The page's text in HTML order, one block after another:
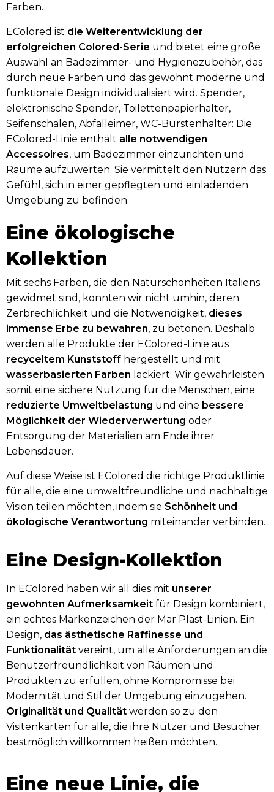
Farben.
EColored ist die Weiterentwicklung der
erfolgreichen Colored-Serie und bietet eine große
Auswahl an Badezimmer- und Hygienezubehör, das
durch neue Farben und das gewohnt moderne und
funktionale Design individualisiert wird. Spender,
elektronische Spender, Toilettenpapierhalter,
Seifenschalen, Abfalleimer, WC-Bürstenhalter: Die
EColored-Linie enthält alle notwendigen
Accessoires, um Badezimmer einzurichten und
Räume aufzuwerten. Sie vermittelt den Nutzern das
Gefühl, sich in einer gepflegten und einladenden
Umgebung zu befinden.
Eine ökologische
Kollektion
Mit sechs Farben, die den Naturschönheiten Italiens
gewidmet sind, konnten wir nicht umhin, deren
Zerbrechlichkeit und die Notwendigkeit, dieses
immense Erbe zu bewahren, zu betonen. Deshalb
werden alle Produkte der EColored-Linie aus
recyceltem Kunststoff hergestellt und mit
wasserbasierten Farben lackiert: Wir gewährleisten
somit eine sichere Nutzung für die Menschen, eine
reduzierte Umweltbelastung und eine bessere
Möglichkeit der Wiederverwertung oder
Entsorgung der Materialien am Ende ihrer
Lebensdauer.
Auf diese Weise ist EColored die richtige Produktlinie
für alle, die eine umweltfreundliche und nachhaltige
Vision teilen möchten, indem sie Schönheit und
ökologische Verantwortung miteinander verbinden.
Eine Design-Kollektion
In EColored haben wir all dies mit unserer
gewohnten Aufmerksamkeit für Design kombiniert,
ein echtes Markenzeichen der Mar Plast-Linien. Ein
Design, das ästhetische Raffinesse und
Funktionalität vereint, um alle Anforderungen an die
Benutzerfreundlichkeit von Räumen und
Produkten zu erfüllen, ohne Kompromisse bei
Modernität und Stil der Umgebung einzugehen.
Originalität und Qualität werden so zu den
Visitenkarten für alle, die ihre Nutzer und Besucher
bestmöglich willkommen heißen möchten.
Eine neue Linie, die